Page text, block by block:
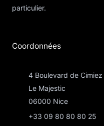
particulier.
Coordonnées​
4 Boulevard de Cimiez
Le Majestic
06000 Nice
+33 09 80 80 80 25